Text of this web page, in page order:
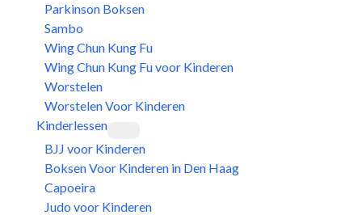
Parkinson Boksen
Sambo
Wing Chun Kung Fu
Wing Chun Kung Fu voor Kinderen
Worstelen
Worstelen Voor Kinderen
Kinderlessen
BJJ voor Kinderen
Boksen Voor Kinderen in Den Haag
Capoeira
Judo voor Kinderen